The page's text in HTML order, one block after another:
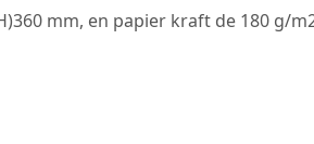
mm, en papier kraft de 180